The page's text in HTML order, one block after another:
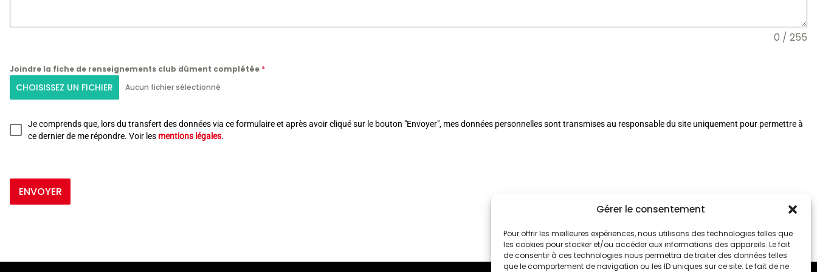
Gérer le consentement
Pour offrir les meilleures expériences, nous utilisons des technologies telles que
les cookies pour stocker et/ou accéder aux informations des appareils. Le fait
de consentir à ces technologies nous permettra de traiter des données telles
que le comportement de navigation ou les ID uniques sur ce site. Le fait de ne
0 / 255
Joindre la fiche de renseignements club dûment complétée *
CHOISISSEZ UN FICHIER Aucun fichier sélectionné
Je comprends que, lors du transfert des données via ce formulaire et après avoir cliqué sur le bouton "Envoyer", mes données personnelles sont transmises au responsable du site uniquement pour permettre à
ce dernier de me répondre. Voir les mentions légales.
ENVOYER